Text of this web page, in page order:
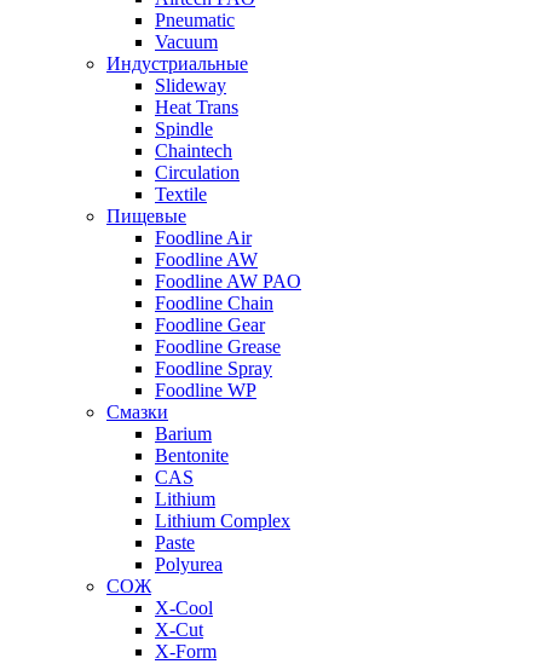
Pneumatic
Vacuum
Индустриальные
Slideway
Heat Trans
Spindle
Chaintech
Circulation
Textile
Пищевые
Foodline Air
Foodline AW
Foodline AW PAO
Foodline Chain
Foodline Gear
Foodline Grease
Foodline Spray
Foodline WP
Смазки
Barium
Bentonite
CAS
Lithium
Lithium Complex
Paste
Polyurea
СОЖ
X-Cool
X-Cut
X-Form